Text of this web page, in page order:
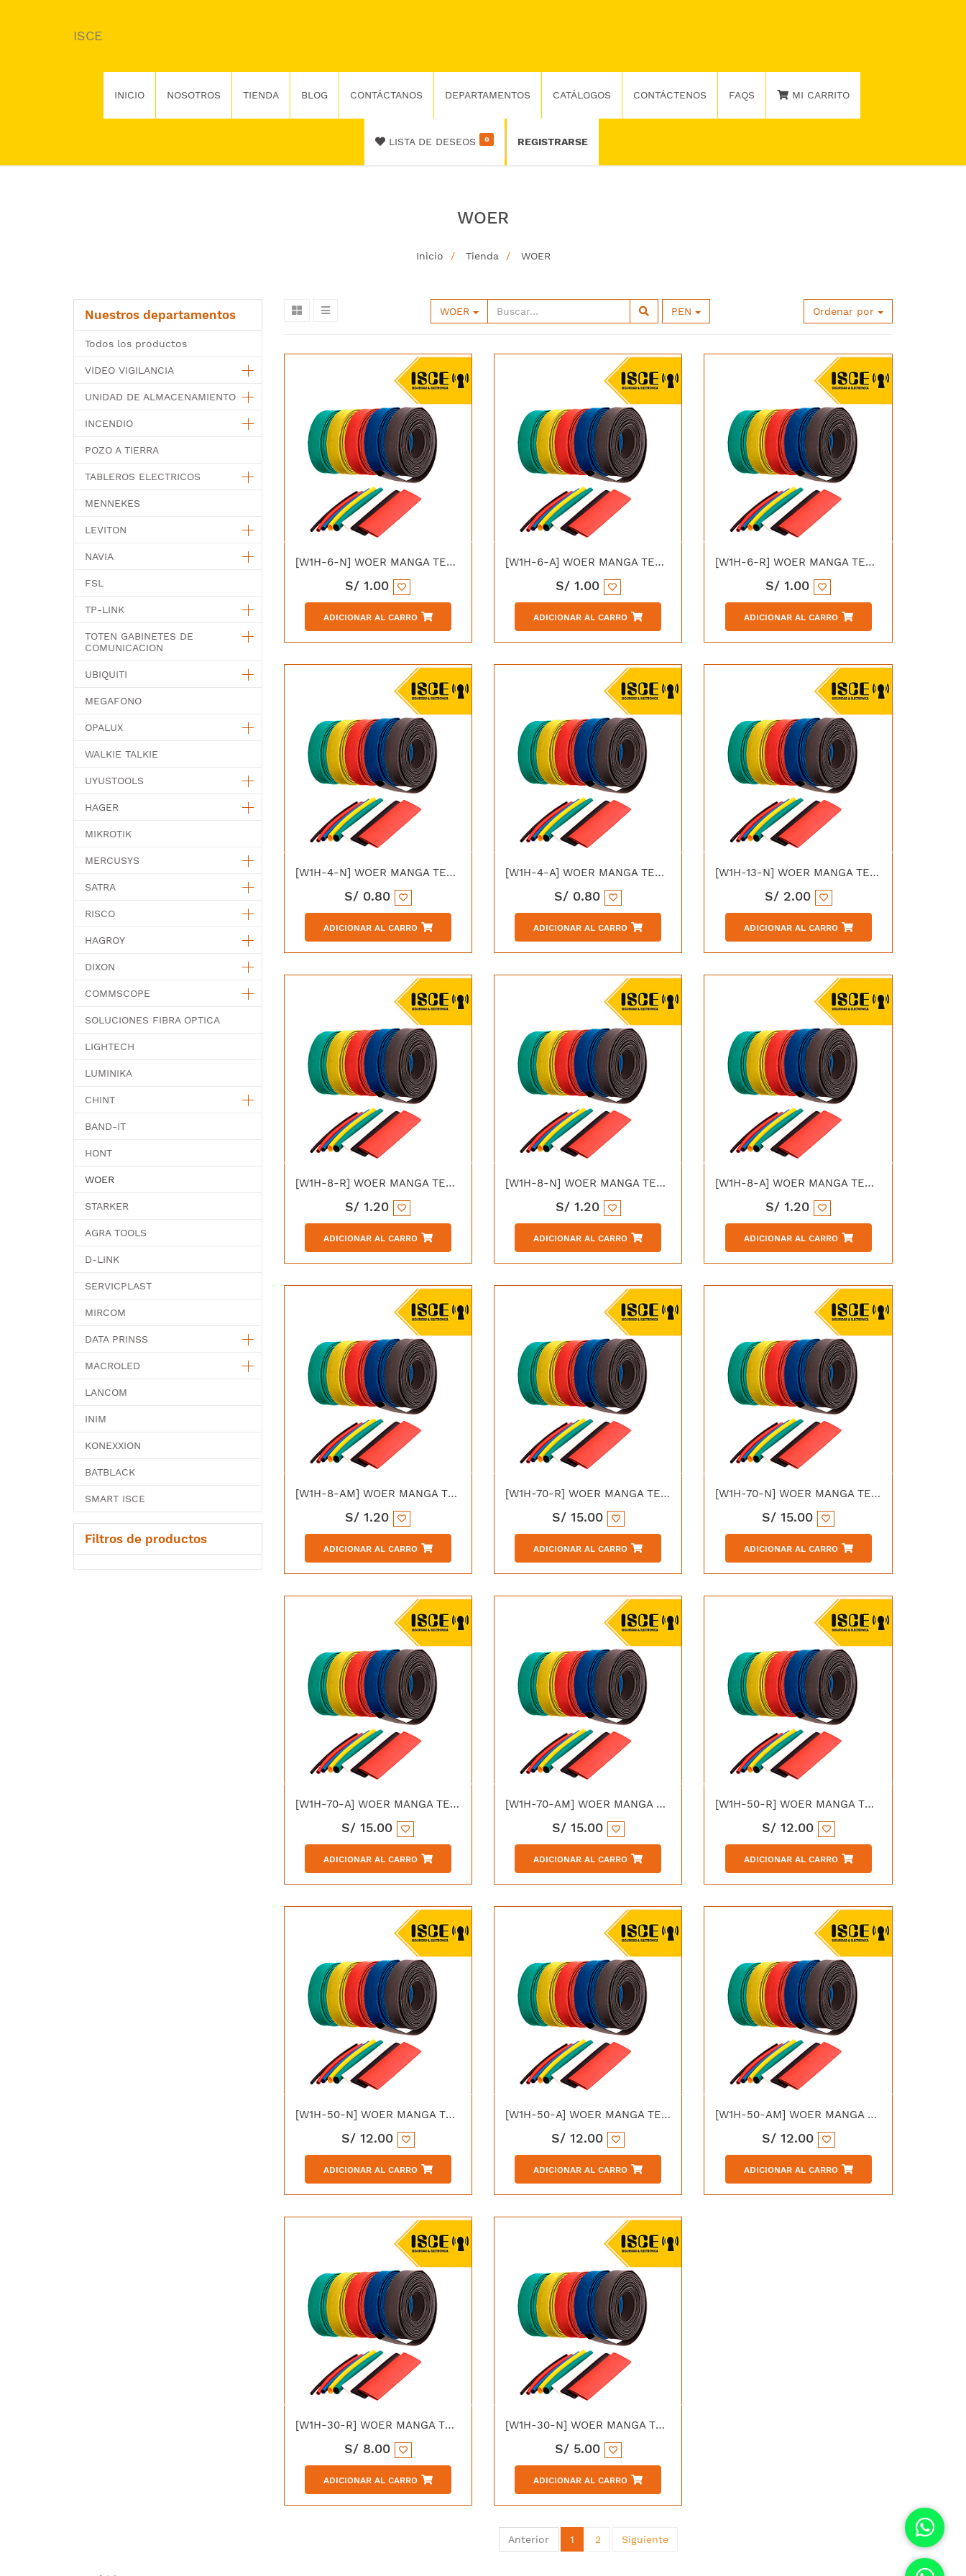
ISCE
INICIO NOSOTROS TIENDA BLOG CONTÁCTANOS DEPARTAMENTOS CATÁLOGOS CONTÁCTENOS FAQS MI CARRITO
LISTA DE DESEOS 0 REGISTRARSE
WOER
Inicio Tienda WOER
Nuestros departamentos
Todos los productos
VIDEO VIGILANCIA
UNIDAD DE ALMACENAMIENTO
INCENDIO
POZO A TIERRA
TABLEROS ELECTRICOS
MENNEKES
LEVITON
NAVIA
FSL
TP-LINK
TOTEN GABINETES DE
COMUNICACION
UBIQUITI
MEGAFONO
OPALUX
WALKIE TALKIE
UYUSTOOLS
HAGER
MIKROTIK
MERCUSYS
SATRA
RISCO
HAGROY
DIXON
COMMSCOPE
SOLUCIONES FIBRA OPTICA
LIGHTECH
LUMINIKA
CHINT
BAND-IT
HONT
WOER
STARKER
AGRA TOOLS
D-LINK
SERVICPLAST
MIRCOM
DATA PRINSS
MACROLED
LANCOM
INIM
KONEXXION
BATBLACK
SMART ISCE
Filtros de productos
WOER PEN Ordenar por
[W1H-6-N] WOER MANGA TERMOCONTRAIBLE (06/3.00MM) NEGRO
S/1.00
ADICIONAR AL CARRO
[W1H-6-A] WOER MANGA TERMOCONTRAIBLE (06/3.00MM) AZUL
S/ 1.00
ADICIONAR AL CARRO
[W1H-6-R] WOER MANGA TERMOCONTRAIBLE (06/3.00MM) ROJO
S/1.00
ADICIONAR AL CARRO
[W1H-4-N] WOER MANGA TERMOCONTRAIBLE (04/2.00MM) NEGRO
S/ 0.80
ADICIONAR AL CARRO
[W1H-4-A] WOER MANGA TERMOCONTRAIBLE (04/2.00MM) AZUL
S/ 0.80
ADICIONAR AL CARRO
[W1H-13-N] WOER MANGA TERMOCONTRAIBLE 13/6.5MM NEGRO
S/ 2.00
ADICIONAR AL CARRO
[W1H-8-R] WOER MANGA TERMOCONTRAIBLE 8/4MM ROJO
S/1.20
ADICIONAR AL CARRO
[W1H-8-N] WOER MANGA TERMOCONTRAIBLE 8/4MM NEGRO
S/ 1.20
ADICIONAR AL CARRO
[W1H-8-A] WOER MANGA TERMOCONTRAIBLE 8/4MM AZUL
S/1.20
ADICIONAR AL CARRO
[W1H-8-AM] WOER MANGA TERMOCONTRAIBLE 8/4MM AMARILLO
S/1.20
ADICIONAR AL CARRO
[W1H-70-R] WOER MANGA TERMOCONTRAIBLE 70/36MM ROJO
S/ 15.00
ADICIONAR AL CARRO
[W1H-70-N] WOER MANGA TERMOCONTRAIBLE 70/36MM NEGRO
S/15.00
ADICIONAR AL CARRO
[W1H-70-A] WOER MANGA TERMOCONTRAIBLE 70/36MM AZUL
S/15.00
ADICIONAR AL CARRO
[W1H-70-AM] WOER MANGA TERMOCONTRAIBLE 70/36MM AMARILLO
S/ 15.00
ADICIONAR AL CARRO
[W1H-50-R] WOER MANGA TERMOCONTRAIBLE 50/25MM ROJO
S/ 12.00
ADICIONAR AL CARRO
[W1H-50-N] WOER MANGA TERMOCONTRAIBLE 50/25MM NEGRO
S/ 12.00
ADICIONAR AL CARRO
[W1H-50-A] WOER MANGA TERMOCONTRAIBLE 50/25MM AZUL
S/12.00
ADICIONAR AL CARRO
[W1H-50-AM] WOER MANGA TERMOCONTRAIBLE 50/25MM AMARILLO
S/ 12.00
ADICIONAR AL CARRO
[W1H-30-R] WOER MANGA TERMOCONTRAIBLE 30/15MM ROJO
S/ 8.00
ADICIONAR AL CARRO
[W1H-30-N] WOER MANGA TERMOCONTRAIBLE 30/15MM NEGRO
S/ 5.00
ADICIONAR AL CARRO
Anterior 1 2 Siguiente